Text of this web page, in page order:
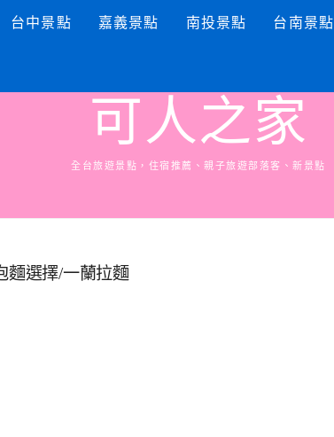
台中景點 嘉義景點 南投景點 台南景點
可人之家
全台旅遊景點，住宿推薦、親子旅遊部落客、新景點
麵選擇/一蘭拉麵